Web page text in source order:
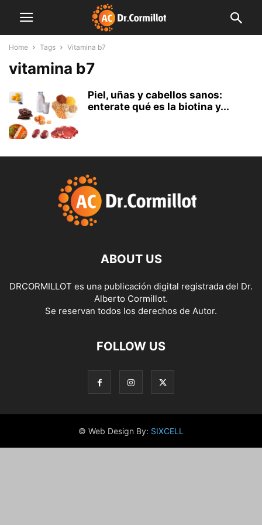
Home Tags Vitamina b7
vitamina b7
Piel, uñas y cabellos sanos:
enterate qué es la biotina y...
ABOUT US
DRCORMILLOT es una publicación digital registrada del Dr.
Alberto Cormillot.
Se reservan todos los derechos de Autor.
FOLLOW US
© Web Design By: SIXCELL